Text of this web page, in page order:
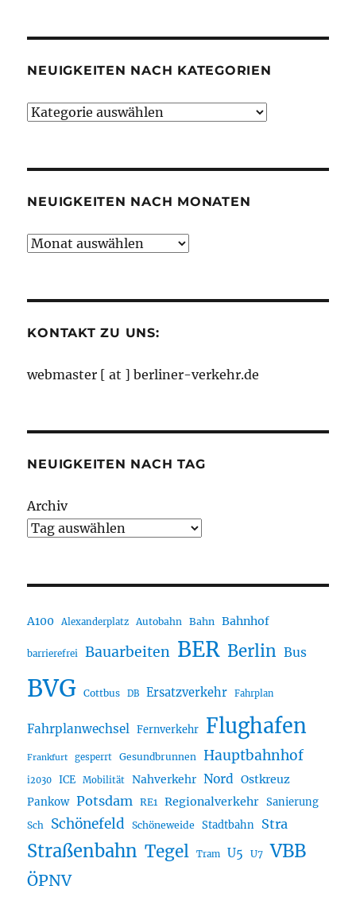
NEUIGKEITEN NACH KATEGORIEN
Neuigkeiten
NEUIGKEITEN NACH MONATEN
Neuigkeiten
KONTAKT ZU UNS:
webmaster [ at ] berliner-verkehr.de
NEUIGKEITEN NACH TAG
Archiv
A100 Alexanderplatz Autobahn Bahn Bahnhof
barrierefrei Bauarbeiten BER Berlin Bus
BVG Cottbus DB Ersatzverkehr Fahrplan
Fahrplanwechsel Fernverkehr Flughafen
Frankfurt gesperrt Gesundbrunnen Hauptbahnhof
i2030 ICE Mobilität Nahverkehr Nord Ostkreuz
Pankow Potsdam RE1 Regionalverkehr Sanierung
Sch Schönefeld Schöneweide Stadtbahn Stra
Straßenbahn Tegel Tram U5 U7 VBB
ÖPNV